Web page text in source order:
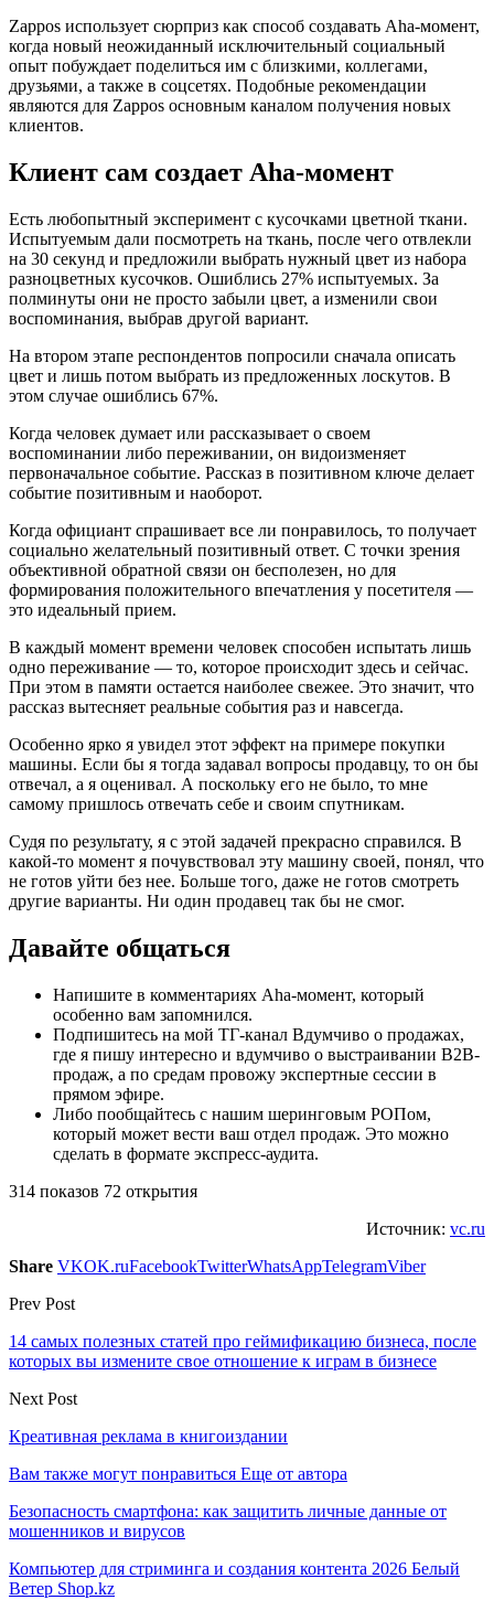
Zappos использует сюрприз как способ создавать Aha-момент,
когда новый неожиданный исключительный социальный
опыт побуждает поделиться им с близкими, коллегами,
друзьями, а также в соцсетях. Подобные рекомендации
являются для Zappos основным каналом получения новых
клиентов.
Клиент сам создает Aha-момент
Есть любопытный эксперимент с кусочками цветной ткани.
Испытуемым дали посмотреть на ткань, после чего отвлекли
на 30 секунд и предложили выбрать нужный цвет из набора
разноцветных кусочков. Ошиблись 27% испытуемых. За
полминуты они не просто забыли цвет, а изменили свои
воспоминания, выбрав другой вариант.
На втором этапе респондентов попросили сначала описать
цвет и лишь потом выбрать из предложенных лоскутов. В
этом случае ошиблись 67%.
Когда человек думает или рассказывает о своем
воспоминании либо переживании, он видоизменяет
первоначальное событие. Рассказ в позитивном ключе делает
событие позитивным и наоборот.
Когда официант спрашивает все ли понравилось, то получает
социально желательный позитивный ответ. С точки зрения
объективной обратной связи он бесполезен, но для
формирования положительного впечатления у посетителя —
это идеальный прием.
В каждый момент времени человек способен испытать лишь
одно переживание — то, которое происходит здесь и сейчас.
При этом в памяти остается наиболее свежее. Это значит, что
рассказ вытесняет реальные события раз и навсегда.
Особенно ярко я увидел этот эффект на примере покупки
машины. Если бы я тогда задавал вопросы продавцу, то он бы
отвечал, а я оценивал. А поскольку его не было, то мне
самому пришлось отвечать себе и своим спутникам.
Судя по результату, я с этой задачей прекрасно справился. В
какой-то момент я почувствовал эту машину своей, понял, что
не готов уйти без нее. Больше того, даже не готов смотреть
другие варианты. Ни один продавец так бы не смог.
Давайте общаться
Напишите в комментариях Aha-момент, который
особенно вам запомнился.
Подпишитесь на мой ТГ-канал Вдумчиво о продажах,
где я пишу интересно и вдумчиво о выстраивании B2B-
продаж, а по средам провожу экспертные сессии в
прямом эфире.
Либо пообщайтесь с нашим шеринговым РОПом,
который может вести ваш отдел продаж. Это можно
сделать в формате экспресс-аудита.
314 показов 72 открытия
Источник: vc.ru
Share VKOK.ruFacebookTwitterWhatsAppTelegramViber
Prev Post
14 самых полезных статей про геймификацию бизнеса, после
которых вы измените свое отношение к играм в бизнесе
Next Post
Креативная реклама в книгоиздании
Вам также могут понравиться Еще от автора
Безопасность смартфона: как защитить личные данные от
мошенников и вирусов
Компьютер для стриминга и создания контента 2026 Белый
Ветер Shop.kz